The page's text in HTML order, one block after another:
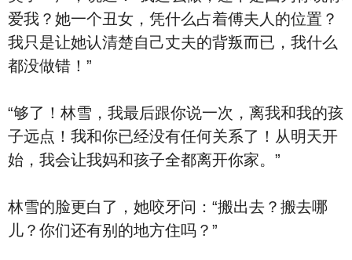
爱我？她一个丑女，凭什么占着傅夫人的位置？
我只是让她认清楚自己丈夫的背叛而已，我什么
都没做错！”
“够了！林雪，我最后跟你说一次，离我和我的孩
子远点！我和你已经没有任何关系了！从明天开
始，我会让我妈和孩子全都离开你家。”
林雪的脸更白了，她咬牙问：“搬出去？搬去哪
儿？你们还有别的地方住吗？”